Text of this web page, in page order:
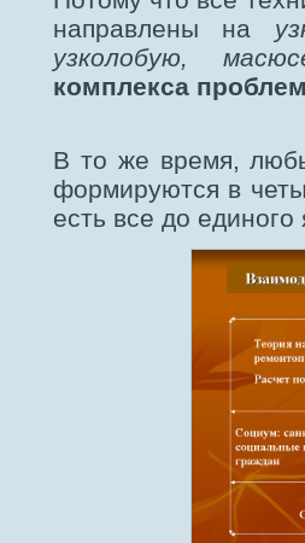
направлены на
узколобую,
комплекса
В то же время,
формируются в
есть все до